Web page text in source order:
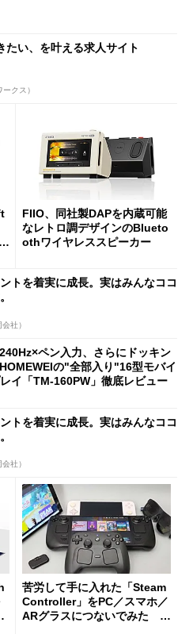
たい、を叶える求人サイト
クス）
FIIO、同社製DAPを内蔵可能
なレトロ調デザインのBlueto
othワイヤレススピーカー
トを着実に成長。実はみんなココ
社）
ペン入力、さらにドッキン
の"全部入り"16型モバイ
イ「TM-160PW」徹底レビュー
トを着実に成長。実はみんなココ
社）
苦労して手に入れた「Steam
Controller」をPC／スマホ／
ARグラスにつないでみた ゲ